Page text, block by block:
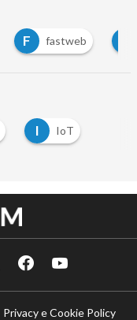
F fastweb
I
IoT
Privacy e Cookie Policy